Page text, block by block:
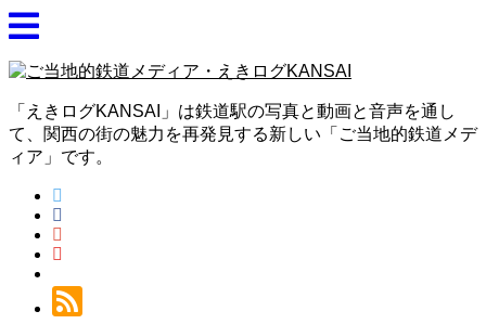
「えきログKANSAI」は鉄道駅の写真と動画と音声を通し
て、関西の街の魅力を再発見する新しい「ご当地的鉄道メデ
ィア」です。